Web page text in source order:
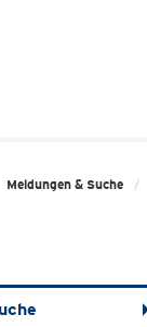
Meldungen & Suche